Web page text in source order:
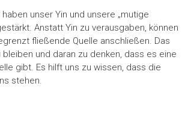
unser Yin und unsere „mutige
Anstatt Yin zu verausgaben, können
fließende Quelle anschließen. Das
bleiben und daran zu denken, dass es eine
gibt. Es hilft uns zu wissen, dass die
stehen.